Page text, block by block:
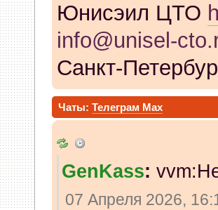
Юнисэил ЦТО
info@unisel-
Санкт-
Чаты:Телеграм Max
GenKass:
07 Апреля 2026,